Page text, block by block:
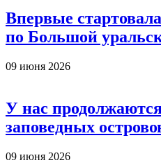
Впервые
по Большой
09 июня 2026
У нас
заповедных
09 июня 2026